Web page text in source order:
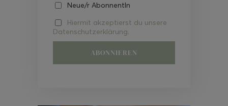
Neue/r AbonnentIn
Hiermit akzeptierst du unsere
Datenschutzerklärung.